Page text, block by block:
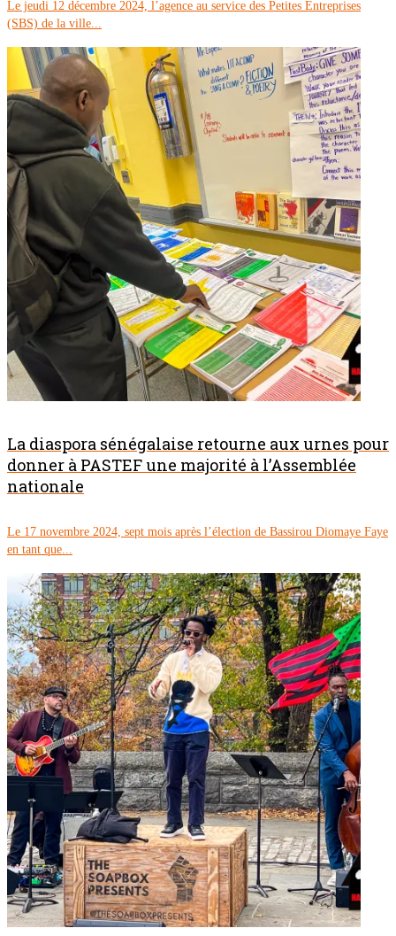
Le jeudi 12 décembre 2024, l’agence au service des Petites Entreprises
(SBS) de la ville...
La diaspora sénégalaise retourne aux urnes pour
donner à PASTEF une majorité à l’Assemblée
nationale
Le 17 novembre 2024, sept mois après l’élection de Bassirou Diomaye Faye
en tant que...